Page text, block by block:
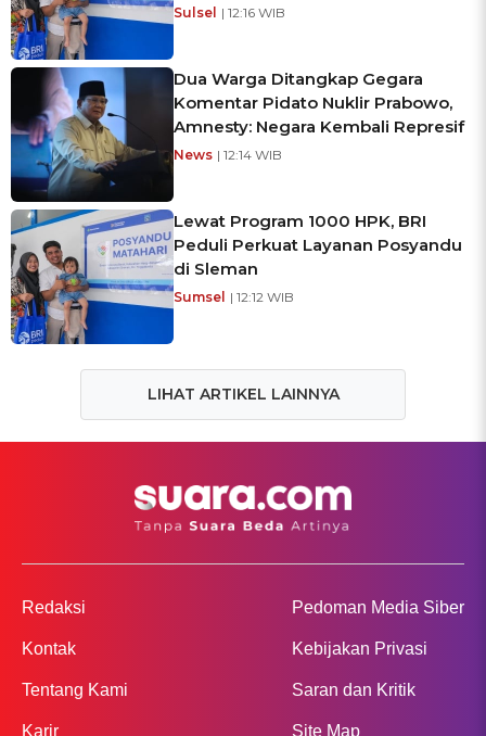
Sulsel | 12:16 WIB
Dua Warga Ditangkap Gegara
Komentar Pidato Nuklir Prabowo,
Amnesty: Negara Kembali Represif
News | 12:14 WIB
Lewat Program 1000 HPK, BRI
Peduli Perkuat Layanan Posyandu
di Sleman
Sumsel | 12:12 WIB
LIHAT ARTIKEL LAINNYA
Redaksi
Kontak
Tentang Kami
Karir
Pedoman Media Siber
Kebijakan Privasi
Saran dan Kritik
Site Map